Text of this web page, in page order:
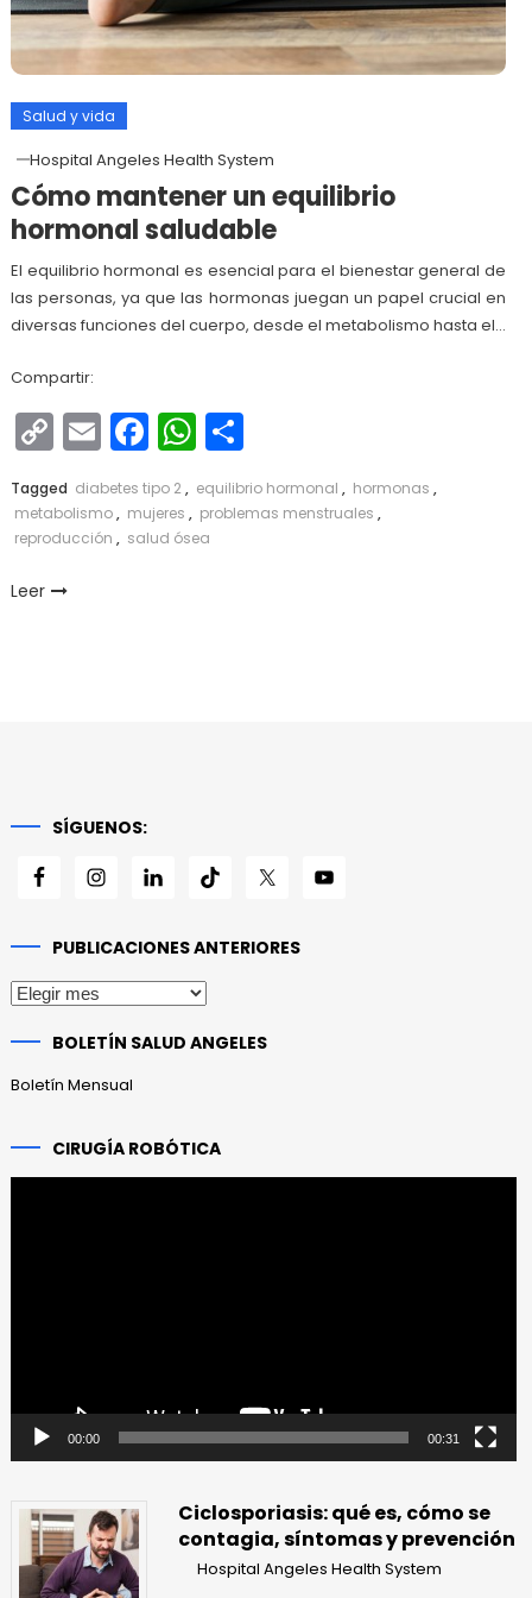
Salud y vida
Hospital Angeles Health System
Cómo mantener un equilibrio
hormonal saludable
El equilibrio hormonal es esencial para el bienestar general de
las personas, ya que las hormonas juegan un papel crucial en
diversas funciones del cuerpo, desde el metabolismo hasta el…
Compartir:
Copy
Link
EmailFacebook
WhatsApp
Compartir
Tagged diabetes tipo 2 , equilibrio hormonal , hormonas ,
metabolismo, mujeres , problemas menstruales ,
reproducción , salud ósea
Leer
SÍGUENOS:
PUBLICACIONES ANTERIORES
Publicaciones
BOLETÍN SALUD ANGELES
Boletín Mensual
CIRUGÍA ROBÓTICA
00:00 00:31
Ciclosporiasis: qué es, cómo se
contagia, síntomas y prevención
Hospital Angeles Health System